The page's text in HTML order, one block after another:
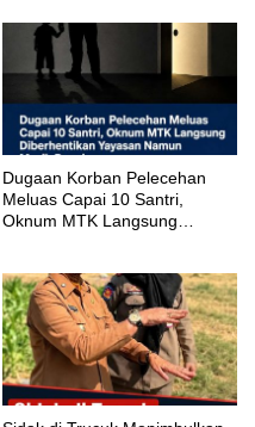
‎Dugaan Korban Pelecehan
Meluas Capai 10 Santri,
Oknum MTK Langsung